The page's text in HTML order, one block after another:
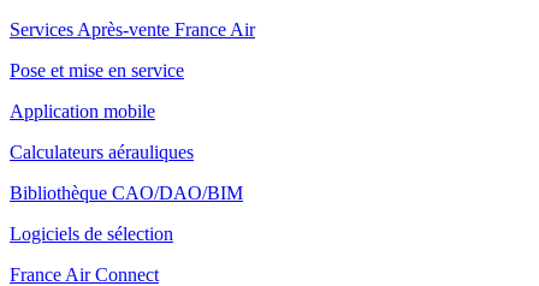
Services Après-vente France Air
Pose et mise en service
Application mobile
Calculateurs aérauliques
Bibliothèque CAO/DAO/BIM
Logiciels de sélection
France Air Connect